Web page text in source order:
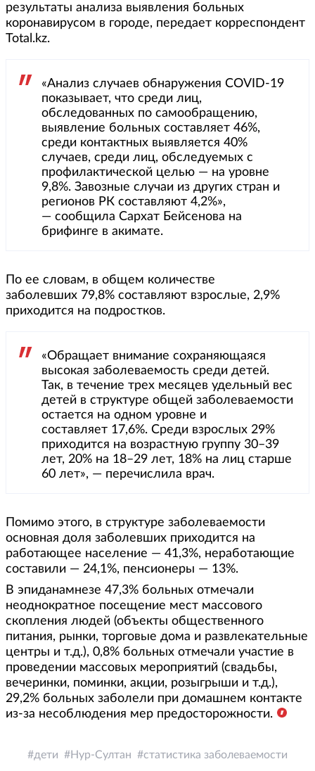
результаты анализа выявления больных
коронавирусом в городе, передает корреспондент
Total.kz.
«Анализ случаев обнаружения COVID-19
показывает, что среди лиц,
обследованных по самообращению,
выявление больных составляет 46%,
среди контактных выявляется 40%
случаев, среди лиц, обследуемых с
профилактической целью — на уровне
9,8%. Завозные случаи из других стран и
регионов РК составляют 4,2%»,
— сообщила Сархат Бейсенова на
брифинге в акимате.
По ее словам, в общем количестве
заболевших 79,8% составляют взрослые, 2,9%
приходится на подростков.
«Обращает внимание сохраняющаяся
высокая заболеваемость среди детей.
Так, в течение трех месяцев удельный вес
детей в структуре общей заболеваемости
остается на одном уровне и
составляет 17,6%. Среди взрослых 29%
приходится на возрастную группу 30–39
лет, 20% на 18–29 лет, 18% на лиц старше
60 лет», — перечислила врач.
Помимо этого, в структуре заболеваемости
основная доля заболевших приходится на
работающее население — 41,3%, неработающие
составили — 24,1%, пенсионеры — 13%.
В эпиданамнезе 47,3% больных отмечали
неоднократное посещение мест массового
скопления людей (объекты общественного
питания, рынки, торговые дома и развлекательные
центры и т.д.), 0,8% больных отмечали участие в
проведении массовых мероприятий (свадьбы,
вечеринки, поминки, акции, розыгрыши и т.д.),
29,2% больных заболели при домашнем контакте
из-за несоблюдения мер предосторожности.
дети Нур-Султан статистика заболеваемости